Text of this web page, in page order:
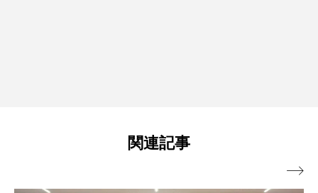
関連記事
